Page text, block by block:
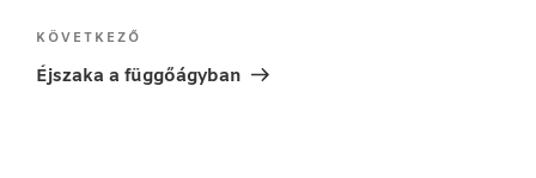
Következő
bejegyzés
KÖVETKEZŐ
Éjszaka a függőágyban